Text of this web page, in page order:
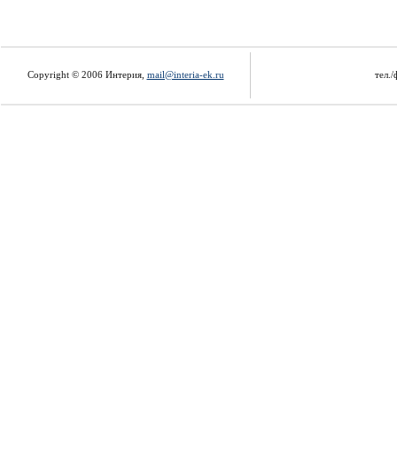
Copyright © 2006 Интерия, mail@interia-ek.ru